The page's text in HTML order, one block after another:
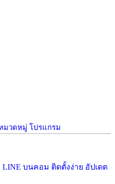
มวดหมู่ โปรแกรม
บนคอม ติดตั้งง่าย อัปเดต